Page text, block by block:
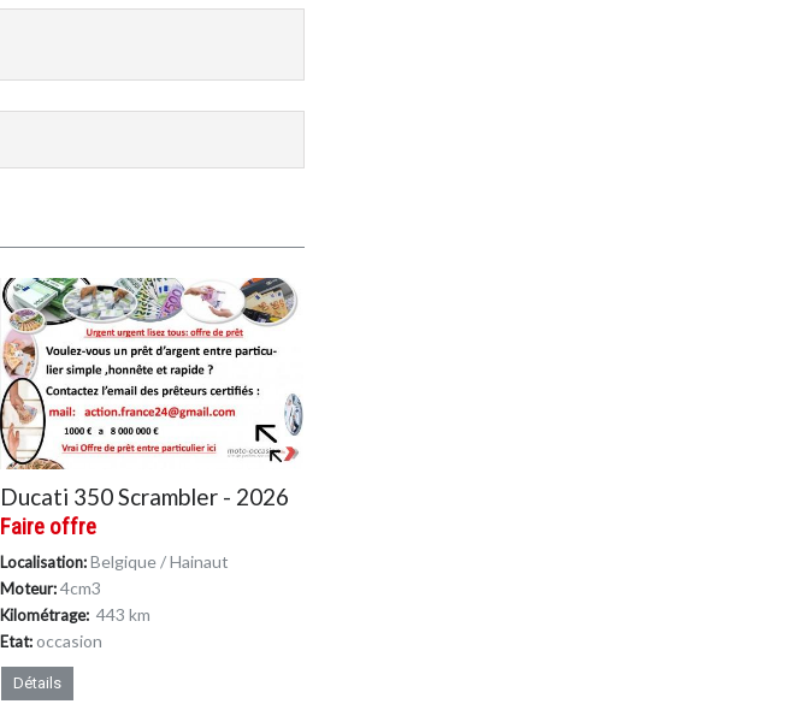
Ducati 350 Scrambler - 2026
Faire offre
Localisation:Belgique / Hainaut
Moteur:4cm3
Kilométrage:443 km
Etat:occasion
Détails